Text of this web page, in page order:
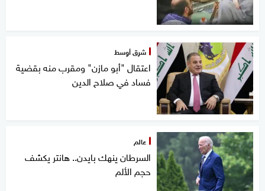
شرق أوسط
اعتقال "أبو مازن" ومقرب منه بقضية
فساد في صلاح الدين
عالم
السرطان ينهك بايدن.. هانتر يكشف
حجم الألم